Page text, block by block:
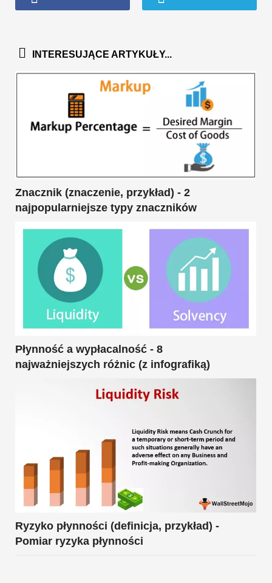
INTERESUJĄCE ARTYKUŁY...
Znacznik (znaczenie, przykład) - 2
najpopularniejsze typy znaczników
Płynność a wypłacalność - 8
najważniejszych różnic (z infografiką)
Ryzyko płynności (definicja, przykład) -
Pomiar ryzyka płynności